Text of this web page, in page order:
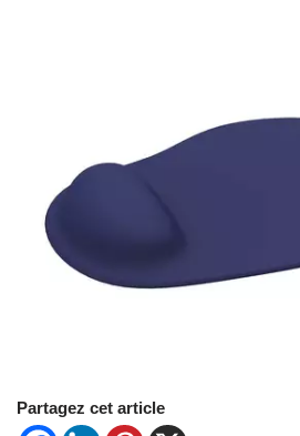
Partagez cet article